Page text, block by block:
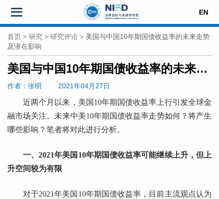
EN
首页 > 研究 > 研究评论 > 美国与中国10年期国债收益率的未来走势
及潜在影响
美国与中国10年期国债收益率的未来走势及潜在影响
作者 ：张明 2021年04月27日
近两个月以来，美国10年期国债收益率上行引发全球金
融市场关注。未来中美10年期国债收益率走势如何？将产生
哪些影响？笔者将对此进行分析。
一、2021年美国10年期国债收益率可能继续上升，但上
升空间较为有限
对于2021年美国10年期国债收益率，目前主流观点认为